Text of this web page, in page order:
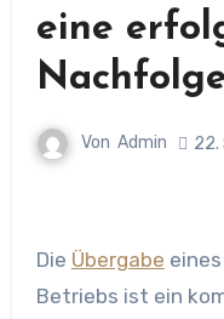
eine
Von Admin 22.
Die Übergabe
Betriebs ist ein